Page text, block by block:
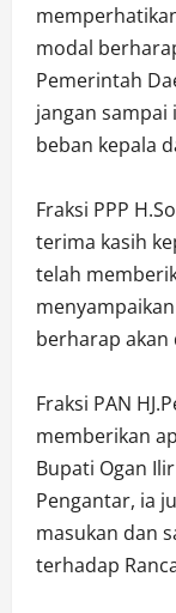
modal
Pemerintah
jangan
beban kepala
Fraksi PPP
terima kasih
telah
berharap akan
Fraksi PAN
memberikan
Bupati Ogan
Pengantar, ia
masukan dan
terhadap